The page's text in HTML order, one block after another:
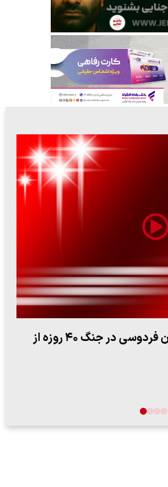
ببینید| لحظه بمباران خیابان فردوسی در جنگ ۴۰ روزه از